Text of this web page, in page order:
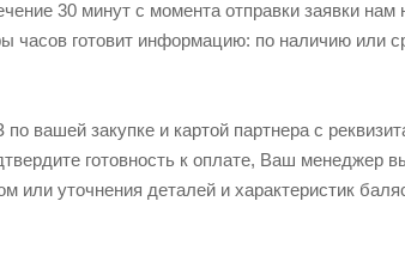
30 минут с момента отправки заявки
часов готовит информацию: по наличию или
по вашей закупке и картой партнера с
готовность к оплате, Ваш менеджер
или уточнения деталей и характеристик